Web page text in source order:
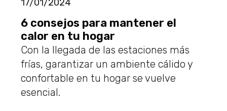
6 consejos para mantener el
calor en tu hogar
17/01/2024
Con la llegada de las estaciones más
frías, garantizar un ambiente cálido y
confortable en tu hogar se vuelve
esencial.